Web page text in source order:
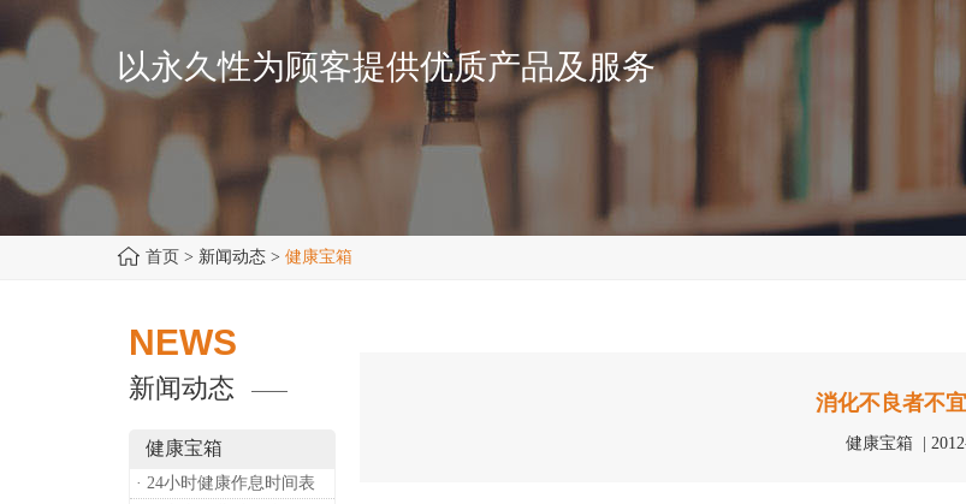
以永久性为顾客提供优质产品及服务
首页 > 新闻动态 > 健康宝箱
NEWS
新闻动态
健康宝箱
· 24小时健康作息时间表
消化不良者不
健康宝箱 |